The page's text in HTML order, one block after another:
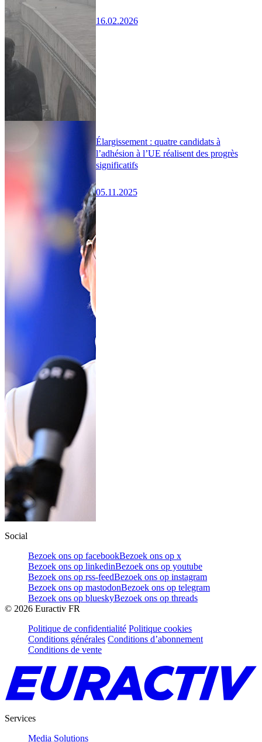
16.02.2026
Élargissement : quatre candidats à
l’adhésion à l’UE réalisent des progrès
significatifs
05.11.2025
Social
Bezoek ons op facebookBezoek ons op x
Bezoek ons op linkedinBezoek ons op youtube
Bezoek ons op rss-feedBezoek ons op instagram
Bezoek ons op mastodonBezoek ons op telegram
Bezoek ons op blueskyBezoek ons op threads
© 2026 Euractiv FR
Politique de confidentialité Politique cookies
Conditions générales Conditions d’abonnement
Conditions de vente
Services
Media Solutions